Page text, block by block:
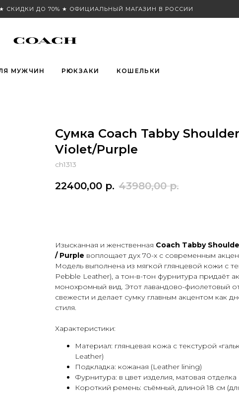
СКИДКИ ДО 70% ★ ОФИЦИАЛЬНЫЙ МАГАЗИН В РОССИИ
МУЖЧИН РЮКЗАКИ КОШЕЛЬКИ
Сумка Coach Tabby
Violet/Purple
ch1313
22400,00 р. 43980,00 р.
Изысканная и женственная Coach Tabby
/ Purple воплощает дух 70-х с современным
Модель выполнена из мягкой глянцевой кожи с
Pebble Leather), а тон-в-тон фурнитура придаёт
монохромный вид. Этот лавандово-фиолетовый
свежести и делает сумку главным акцентом как
стиля.
Характеристики:
Материал: глянцевая кожа с текстурой
Leather)
Подкладка: кожаная (Leather lining)
Фурнитура: в цвет изделия, матовая отделка
Короткий ремень: съёмный, длиной 18 см